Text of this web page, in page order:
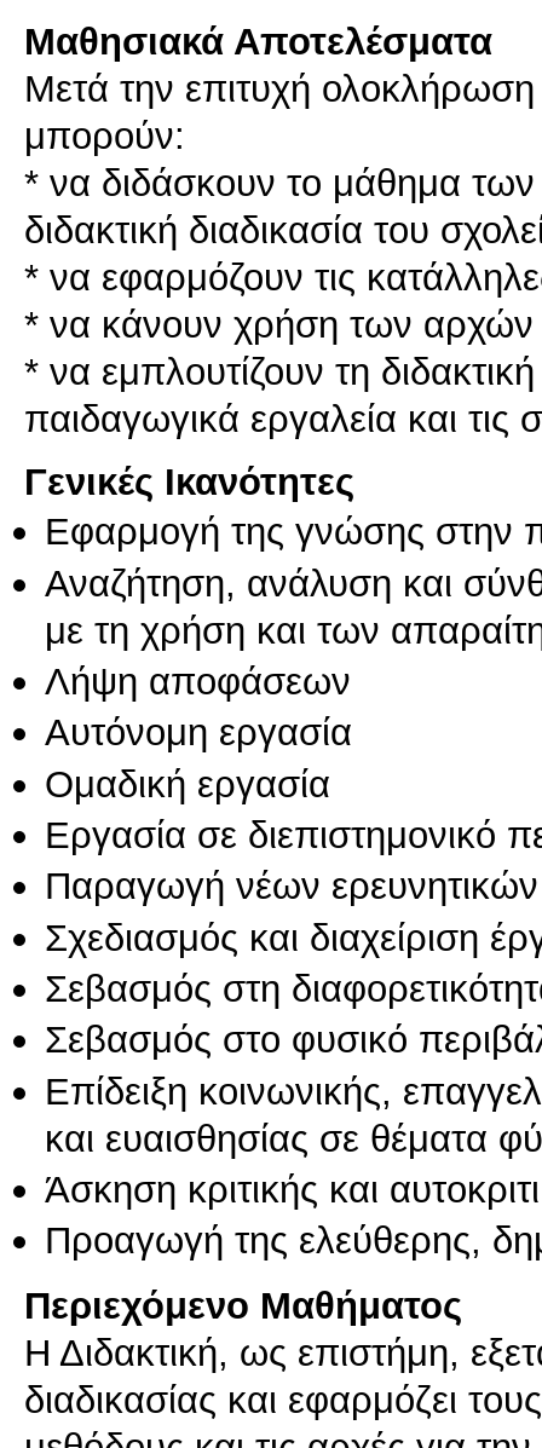
Μαθησιακά Αποτελέσματα
Μετά την επιτυχή ολοκλήρωση
μπορούν:
* να διδάσκουν το μάθημα
διδακτική διαδικασία του
* να εφαρμόζουν τις
* να κάνουν χρήση των αρχών
* να εμπλουτίζουν τη
Γενικές Ικανότητες
Εφαρμογή της γνώσης στην
Αναζήτηση, ανάλυση και
με τη χρήση και των
Λήψη αποφάσεων
Αυτόνομη εργασία
Ομαδική εργασία
Εργασία σε διεπιστημονικό
Παραγωγή νέων
Σχεδιασμός και διαχείριση
Σεβασμός στη
Σεβασμός στο φυσικό
Επίδειξη κοινωνικής,
και ευαισθησίας σε θέματα
Άσκηση κριτικής και
Προαγωγή της ελεύθερης,
Περιεχόμενο Μαθήματος
Η Διδακτική, ως επιστήμη,
διαδικασίας και εφαρμόζει